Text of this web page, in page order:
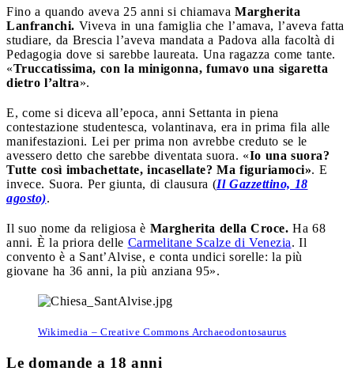
Fino a quando aveva 25 anni si chiamava Margherita
Lanfranchi. Viveva in una famiglia che l’amava, l’aveva fatta
studiare, da Brescia l’aveva mandata a Padova alla facoltà di
Pedagogia dove si sarebbe laureata. Una ragazza come tante.
«Truccatissima, con la minigonna, fumavo una sigaretta
dietro l’altra».
E, come si diceva all’epoca, anni Settanta in piena
contestazione studentesca, volantinava, era in prima fila alle
manifestazioni. Lei per prima non avrebbe creduto se le
avessero detto che sarebbe diventata suora. «Io una suora?
Tutte così imbachettate, incasellate? Ma figuriamoci». E
invece. Suora. Per giunta, di clausura (Il Gazzettino, 18
agosto).
Il suo nome da religiosa è Margherita della Croce. Ha 68
anni. È la priora delle Carmelitane Scalze di Venezia. Il
convento è a Sant’Alvise, e conta undici sorelle: la più
giovane ha 36 anni, la più anziana 95».
Wikimedia – Creative Commons Archaeodontosaurus
Le domande a 18 anni